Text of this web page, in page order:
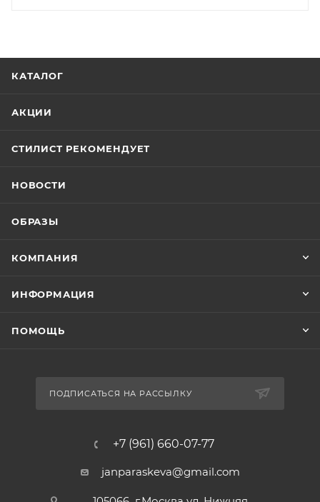
КАТАЛОГ
АКЦИИ
СТИЛИСТ РЕКОМЕНДУЕТ
НОВОСТИ
ОБРАЗЫ
КОМПАНИЯ
ИНФОРМАЦИЯ
ПОМОЩЬ
ПОДПИСАТЬСЯ НА РАССЫЛКУ
+7 (961) 660-07-77
janparaskeva@gmail.com